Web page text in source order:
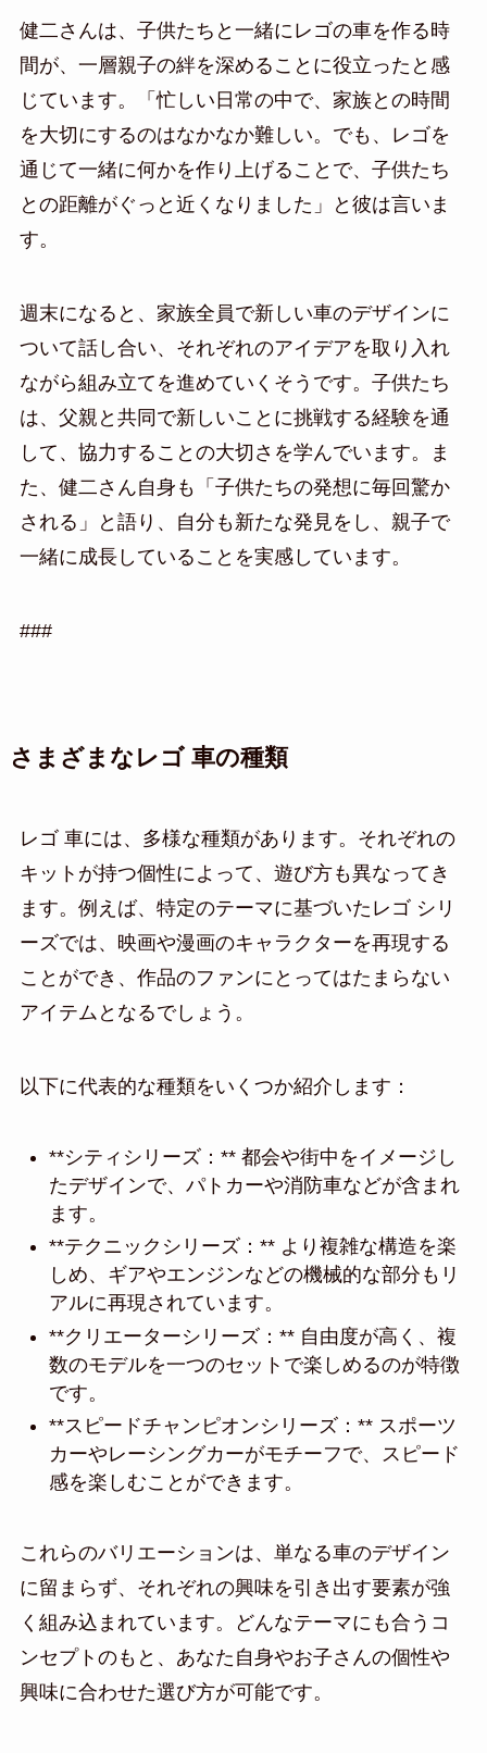
健二さんは、子供たちと一緒にレゴの車を作る時
間が、一層親子の絆を深めることに役立ったと感
じています。「忙しい日常の中で、家族との時間
を大切にするのはなかなか難しい。でも、レゴを
通じて一緒に何かを作り上げることで、子供たち
との距離がぐっと近くなりました」と彼は言いま
す。
週末になると、家族全員で新しい車のデザインに
ついて話し合い、それぞれのアイデアを取り入れ
ながら組み立てを進めていくそうです。子供たち
は、父親と共同で新しいことに挑戦する経験を通
して、協力することの大切さを学んでいます。ま
た、健二さん自身も「子供たちの発想に毎回驚か
される」と語り、自分も新たな発見をし、親子で
一緒に成長していることを実感しています。
###
さまざまなレゴ 車の種類
レゴ 車には、多様な種類があります。それぞれの
キットが持つ個性によって、遊び方も異なってき
ます。例えば、特定のテーマに基づいたレゴ シリ
ーズでは、映画や漫画のキャラクターを再現する
ことができ、作品のファンにとってはたまらない
アイテムとなるでしょう。
以下に代表的な種類をいくつか紹介します：
**シティシリーズ：** 都会や街中をイメージし
たデザインで、パトカーや消防車などが含まれ
ます。
**テクニックシリーズ：** より複雑な構造を楽
しめ、ギアやエンジンなどの機械的な部分もリ
アルに再現されています。
**クリエーターシリーズ：** 自由度が高く、複
数のモデルを一つのセットで楽しめるのが特徴
です。
**スピードチャンピオンシリーズ：** スポーツ
カーやレーシングカーがモチーフで、スピード
感を楽しむことができます。
これらのバリエーションは、単なる車のデザイン
に留まらず、それぞれの興味を引き出す要素が強
く組み込まれています。どんなテーマにも合うコ
ンセプトのもと、あなた自身やお子さんの個性や
興味に合わせた選び方が可能です。